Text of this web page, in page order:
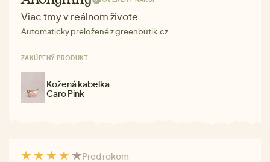
Viac tmy v reálnom živote
Automaticky preložené z greenbutik.cz
ZAKÚPENÝ PRODUKT
Kožená kabelka
Caro Pink
Pred rokom